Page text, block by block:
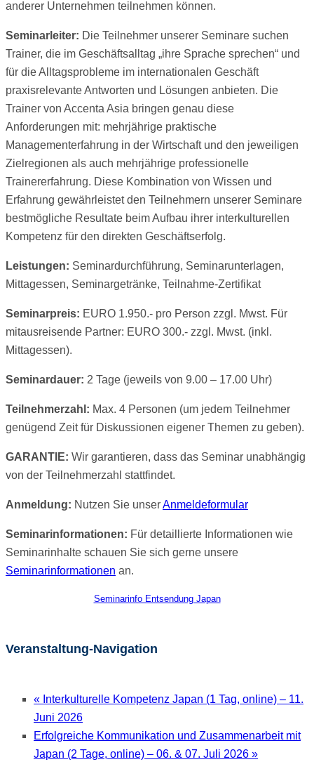
anderer Unternehmen teilnehmen können.
Seminarleiter: Die Teilnehmer unserer Seminare suchen
Trainer, die im Geschäftsalltag „ihre Sprache sprechen“ und
für die Alltagsprobleme im internationalen Geschäft
praxisrelevante Antworten und Lösungen anbieten. Die
Trainer von Accenta Asia bringen genau diese
Anforderungen mit: mehrjährige praktische
Managementerfahrung in der Wirtschaft und den jeweiligen
Zielregionen als auch mehrjährige professionelle
Trainererfahrung. Diese Kombination von Wissen und
Erfahrung gewährleistet den Teilnehmern unserer Seminare
bestmögliche Resultate beim Aufbau ihrer interkulturellen
Kompetenz für den direkten Geschäftserfolg.
Leistungen: Seminardurchführung, Seminarunterlagen,
Mittagessen, Seminargetränke, Teilnahme-Zertifikat
Seminarpreis: EURO 1.950.- pro Person zzgl. Mwst. Für
mitausreisende Partner: EURO 300.- zzgl. Mwst. (inkl.
Mittagessen).
Seminardauer: 2 Tage (jeweils von 9.00 – 17.00 Uhr)
Teilnehmerzahl: Max. 4 Personen (um jedem Teilnehmer
genügend Zeit für Diskussionen eigener Themen zu geben).
GARANTIE: Wir garantieren, dass das Seminar unabhängig
von der Teilnehmerzahl stattfindet.
Anmeldung: Nutzen Sie unserAnmeldeformular
Seminarinformationen: Für detaillierte Informationen wie
Seminarinhalte schauen Sie sich gerne unsere
Seminarinformationen an.
Seminarinfo Entsendung Japan
Veranstaltung-Navigation
« Interkulturelle Kompetenz Japan (1 Tag, online) – 11.
Juni 2026
Erfolgreiche Kommunikation und Zusammenarbeit mit
Japan (2 Tage, online) – 06. & 07. Juli 2026 »